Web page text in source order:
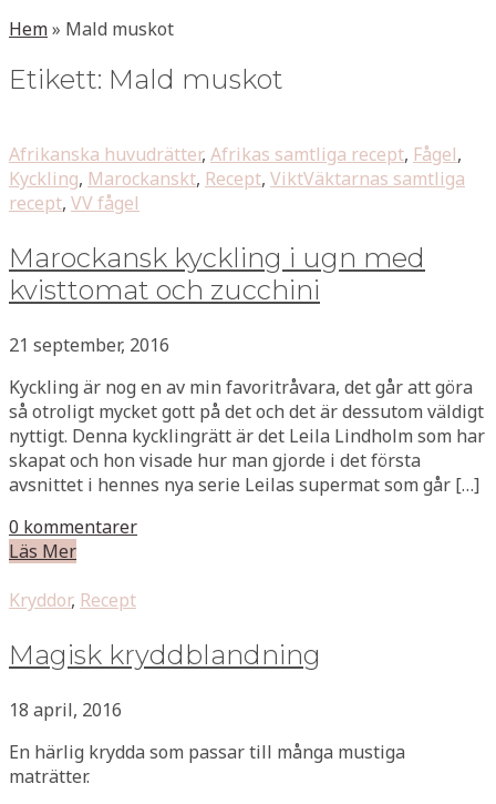
Hem» Mald muskot
Etikett: Mald muskot
Afrikanska huvudrätter, Afrikas samtliga recept, Fågel,
Kyckling, Marockanskt, Recept, ViktVäktarnas samtliga
recept, VV fågel
Marockansk kyckling i ugn med
kvisttomat och zucchini
21 september, 2016
Kyckling är nog en av min favoritråvara, det går att göra
så otroligt mycket gott på det och det är dessutom väldigt
nyttigt. Denna kycklingrätt är det Leila Lindholm som har
skapat och hon visade hur man gjorde i det första
avsnittet i hennes nya serie Leilas supermat som går […]
0 kommentarer
Läs Mer
Kryddor, Recept
Magisk kryddblandning
18 april, 2016
En härlig krydda som passar till många mustiga
maträtter.